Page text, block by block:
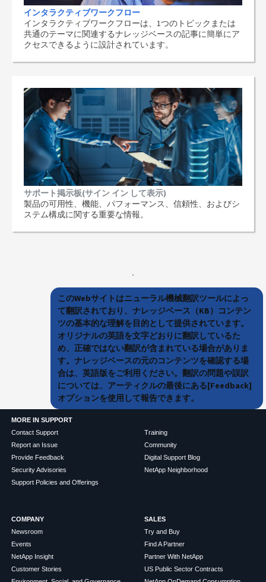
インタラクティブワークフロー
インタラクティブワークフローは、1つのトピックまたは
共通のテーマに関連するナレッジベースの記事に簡単にア
クセスできるように設計されています。
サポート掲示板(サイン イン して表示)
製品の可用性、機能、パフォーマンス、信頼性、およびシ
ステム構成に関する重要な情報。
このWebサイトはニューラル機械翻訳ツールによっ
て翻訳されており、ナレッジベース（KB）コンテン
ツの基本的な理解を目的として提供されています。
オリジナルの英語を文字どおりに翻訳しているた
め、正確ではない翻訳が含まれている場合がありま
す。ナレッジベースの元のコンテンツを確認する場
合は、英語版をご利用ください。翻訳の問題や誤訳
については、アーティクルの最後にある[Feedback]
オプションを使用して報告できます。
MORE IN SUPPORT
Contact Support
Report an Issue
Provide Feedback
Security Advisories
Support Policies and Offerings
Training
Community
Digital Support Blog
NetApp Neighborhood
COMPANY
Newsroom
Events
NetApp Insight
Customer Stories
SALES
Try and Buy
Find A Partner
Partner With NetApp
US Public Sector Contracts